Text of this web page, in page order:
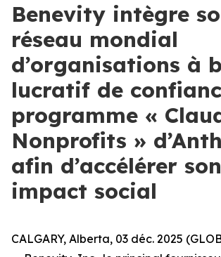
Benevity intègre
réseau mondial
d’organisations à
lucratif de
programme «
Nonprofits »
afin d’accélérer son
impact social
CALGARY, Alberta, 03 déc. 2025